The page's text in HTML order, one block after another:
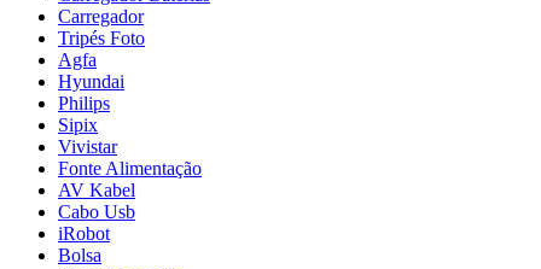
Carregador
Tripés Foto
Agfa
Hyundai
Philips
Sipix
Vivistar
Fonte Alimentação
AV Kabel
Cabo Usb
iRobot
Bolsa